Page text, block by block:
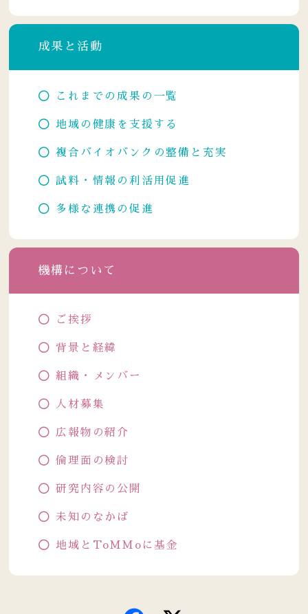
成果と活動
これまでの成果の一覧
地域の健康を支援する
複合バイオバンクの整備と充実
試料・情報の利活用促進
多様な連携の促進
機構について
ご挨拶
背景と経緯
組織・メンバー
人材募集
広報物の紹介
倫理面の検討
研究内容の公開
未知のなかば
地域とToMMoに基金